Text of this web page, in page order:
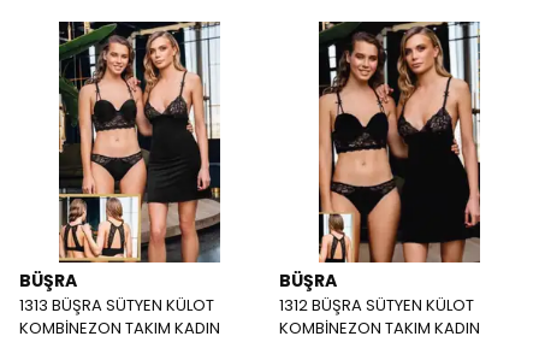
BÜŞRA
1313 BÜŞRA SÜTYEN KÜLOT
KOMBİNEZON TAKIM KADIN
BÜŞRA
1312 BÜŞRA SÜTYEN KÜLOT
KOMBİNEZON TAKIM KADIN